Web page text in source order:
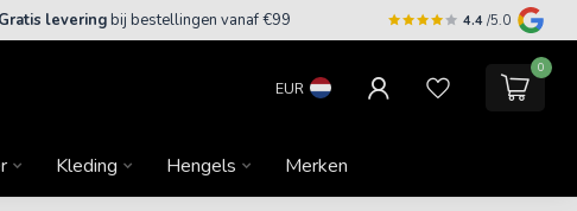
Gratis leveringbij bestellingen vanaf €99 4.4 /5.0
EUR
0
Kleding Hengels Merken